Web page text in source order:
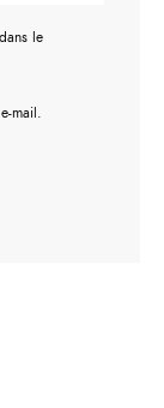
le
mail.